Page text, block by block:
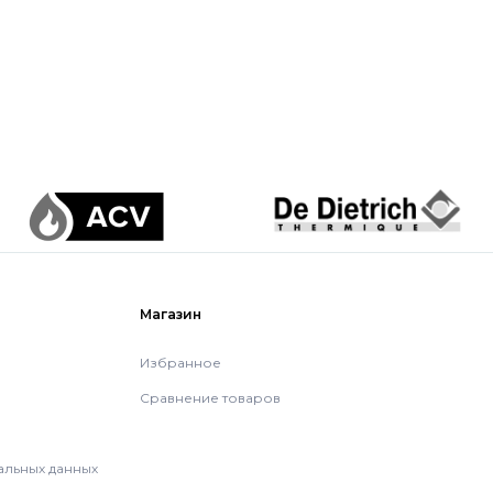
данных
Магазин
Избранное
Сравнение товаров